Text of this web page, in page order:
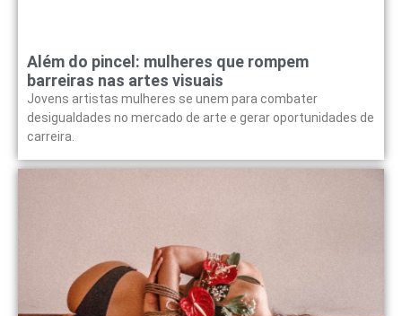
Além do pincel: mulheres que rompem
barreiras nas artes visuais
Jovens artistas mulheres se unem para combater
desigualdades no mercado de arte e gerar oportunidades de
carreira.